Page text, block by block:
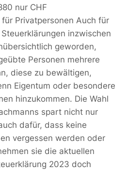
nur CHF
für Privatpersonen Auch für
inzwischen
geworden,
Personen mehrere
diese zu bewältigen,
Eigentum oder besondere
hinzukommen. Die Wahl
spart nicht nur
dafür, dass keine
vergessen werden oder
sie die aktuellen
2023 doch